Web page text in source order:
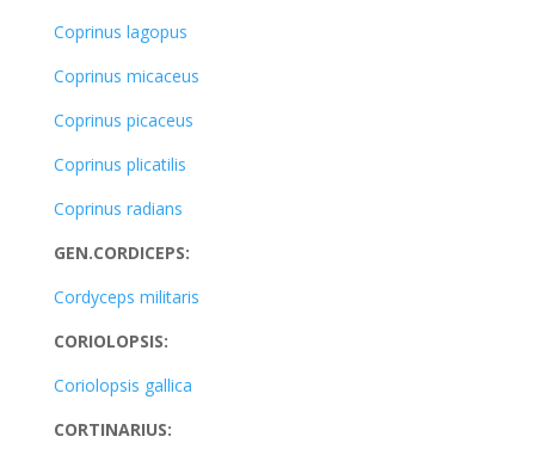
Coprinus lagopus
Coprinus micaceus
Coprinus picaceus
Coprinus plicatilis
Coprinus radians
GEN.CORDICEPS:
Cordyceps militaris
CORIOLOPSIS:
Coriolopsis gallica
CORTINARIUS: